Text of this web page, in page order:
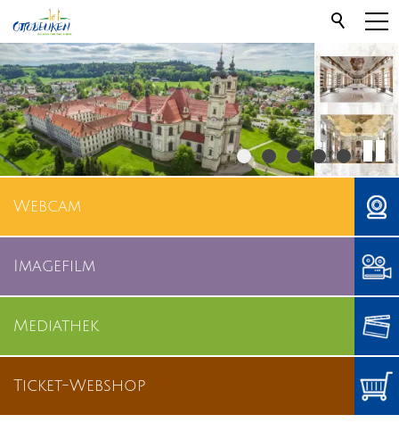
Webcam
Imagefilm
Mediathek
Ticket-Webshop